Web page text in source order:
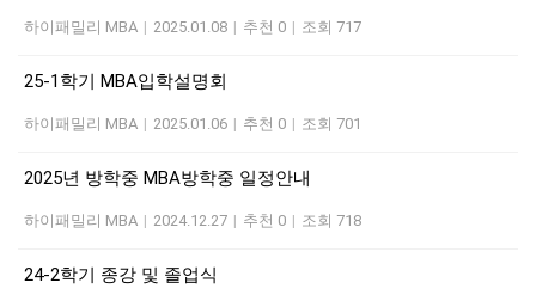
하이패밀리 MBA | 2025.01.08 | 추천 0 | 조회 717
25-1학기 MBA입학설명회
하이패밀리 MBA | 2025.01.06 | 추천 0 | 조회 701
2025년 방학중 MBA방학중 일정안내
하이패밀리 MBA | 2024.12.27 | 추천 0 | 조회 718
24-2학기 종강 및 졸업식